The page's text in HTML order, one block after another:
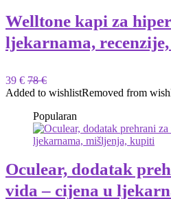
Welltone kapi za
ljekarnama,
39 € 78 €
Added to wishlistRemoved from
Popularan
Oculear, dodatak
vida – cijena u